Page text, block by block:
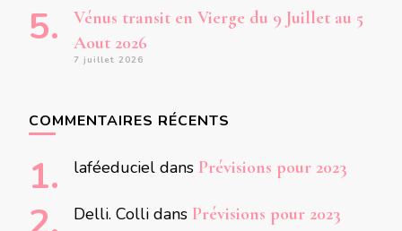
Vénus transit en Vierge du 9 Juillet au 5
Aout 2026
7 juillet 2026
COMMENTAIRES RÉCENTS
laféeduciel dans Prévisions pour 2023
Delli. Colli dans Prévisions pour 2023